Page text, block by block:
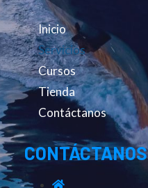
Inicio
Servicios
Cursos
Tienda
Contáctanos
CONTÁCTANOS